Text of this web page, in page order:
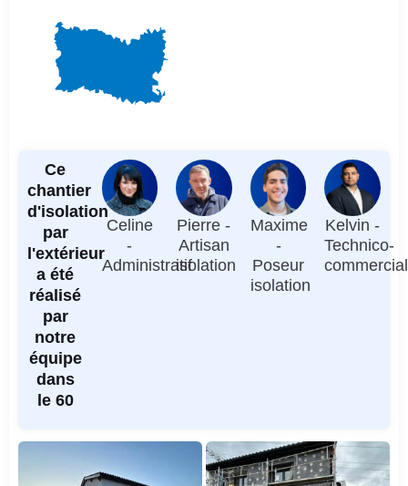
Ce
chantier
d'isolation
par
l'extérieur
a été
réalisé
par
notre
équipe
dans
le 60
Celine
-
Administratif
Pierre -
Artisan
isolation
Maxime
-
Poseur
isolation
Kelvin -
Technico-
commercial